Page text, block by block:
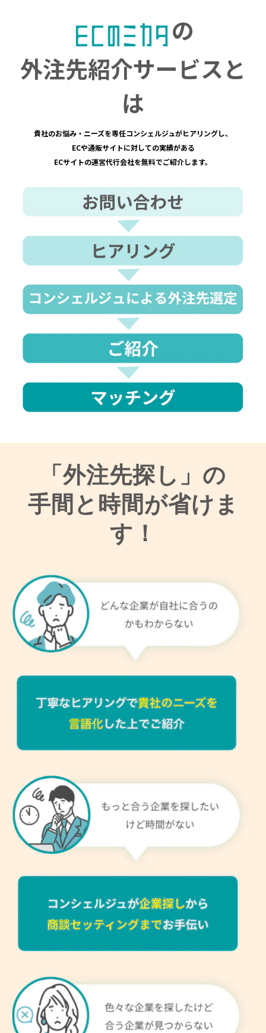
の
外注先紹介サービスと
は
貴社のお悩み・ニーズを専任コンシェルジュがヒアリングし、
ECや通販サイトに対しての実績がある
ECサイトの運営代行会社を無料でご紹介します。
「外注先探し」の
手間と時間が省けま
す！